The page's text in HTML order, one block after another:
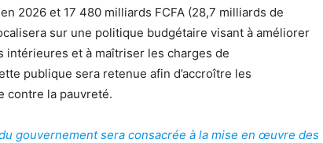
2026 et 17 480 milliards FCFA (28,7 milliards de
sur une politique budgétaire visant à améliorer
intérieures et à maîtriser les charges de
publique sera retenue afin d’accroître les
contre la pauvreté.
gouvernement sera consacrée à la mise en œuvre des